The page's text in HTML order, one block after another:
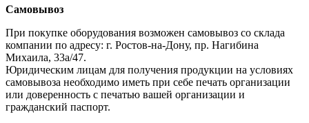
Самовывоз
При покупке оборудования возможен самовывоз со склада
компании по адресу: г. Ростов-на-Дону, пр. Нагибина
Михаила, 33а/47.
Юридическим лицам для получения продукции на условиях
самовывоза необходимо иметь при себе печать организации
или доверенность с печатью вашей организации и
гражданский паспорт.